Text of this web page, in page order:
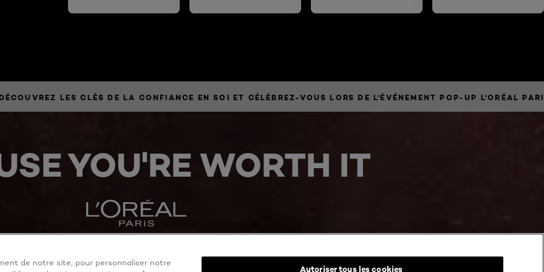
LES CLÉS DE LA CONFIANCE EN SOI ET CÉLÉBREZ-VOUS LORS DE L'ÉVÉNEMENT POP-UP L'ORÉAL
YOU'RE WORTH IT
de notre site, pour personnaliser notre
Autoriser tous les cookies